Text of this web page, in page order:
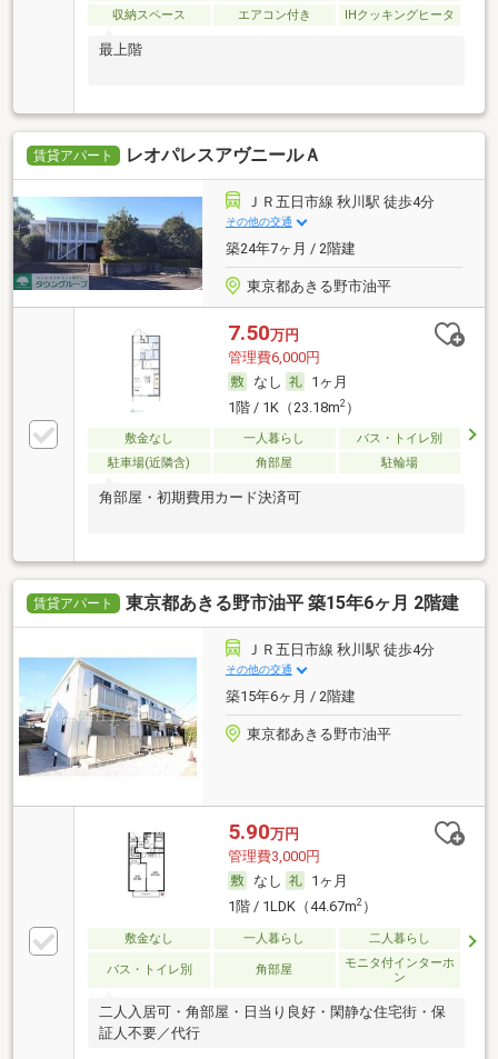
収納スペース
エアコン付き IHクッキングヒータ
最上階
賃貸アパート レオパレスアヴニールＡ
ＪＲ五日市線 秋川駅 徒歩4分
その他の交通
築24年7ヶ月 / 2階建
東京都あきる野市油平
7.50万円
管理費6,000円
なし
1ヶ月
1階 / 1K（23.18m2）
敷金なし 一人暮らし
バス・トイレ別
駐車場(近隣含)
角部屋 駐輪場
角部屋・初期費用カード決済可
賃貸アパート 東京都あきる野市油平 築15年6ヶ月 2階建
ＪＲ五日市線 秋川駅 徒歩4分
その他の交通
築15年6ヶ月 / 2階建
東京都あきる野市油平
5.90万円
管理費3,000円
なし
1ヶ月
1階 / 1LDK（44.67m2）
敷金なし 一人暮らし 二人暮らし
バス・トイレ別 角部屋
モニタ付インターホ
ン
二人入居可・角部屋・日当り良好・閑静な住宅街・保
証人不要／代行